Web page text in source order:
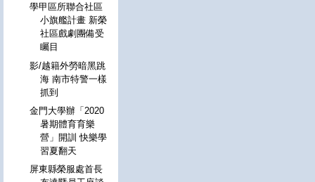
學甲區所聯合社區
小旗艦計畫 新榮
社區戲劇團備受
矚目
影/越籍外勞暗黑跳
海 南市特警一樣
抓到
金門大學辦「2020
暑期體育育樂
營」開訓 快樂學
習夏翻天
屏東縣榮服處首長